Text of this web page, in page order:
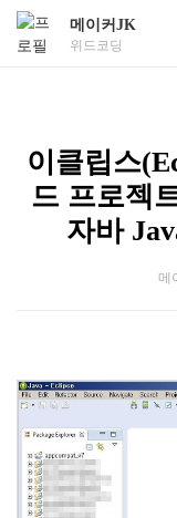
메이커JK
위드코딩
이클립스
드 프로젝
자바
메